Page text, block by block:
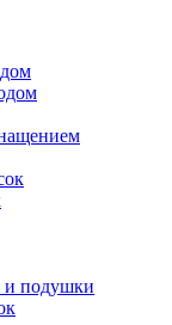
и подушки